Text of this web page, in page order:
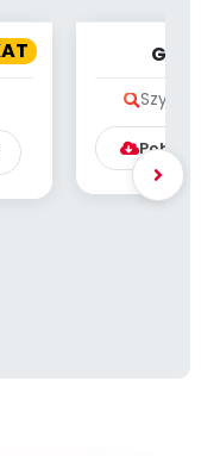
-
Szybki
Pobierz